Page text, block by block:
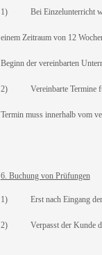
1) Bei Einzelunterricht
einem Zeitraum von 12
Beginn der vereinbarten
2) Vereinbarte Termine für
Termin muss innerhalb vom
6. Buchung von Prüfungen
1) Erst nach Eingang der
2) Verpasst der Kunde die